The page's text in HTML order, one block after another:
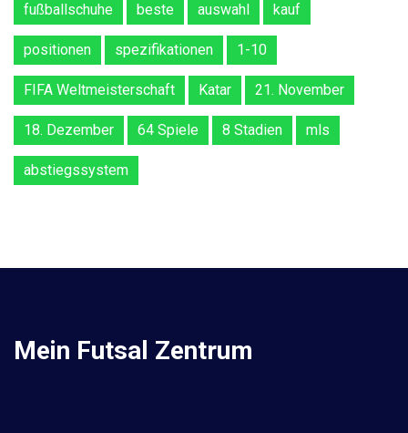
fußballschuhe beste auswahl kauf
positionen spezifikationen 1-10
FIFA Weltmeisterschaft Katar 21. November
18. Dezember 64 Spiele 8 Stadien mls
abstiegssystem
Mein Futsal Zentrum